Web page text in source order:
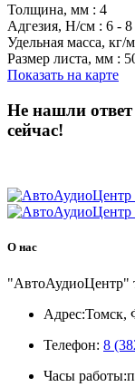
Толщина, мм : 4
Адгезия, Н/см : 6 - 8
Удельная масса, кг/
Размер листа, мм :
Показать на карте
Не нашли ответ
сейчас!
О нас
"АвтоАудиоЦентр"
Адрес:Томск,
Телефон: 8
Часы работы: